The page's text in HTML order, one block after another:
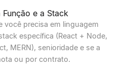
Função e a Stack
você precisa em linguagem
específica (React + Node,
MERN), senioridade e se a
ou por contrato.